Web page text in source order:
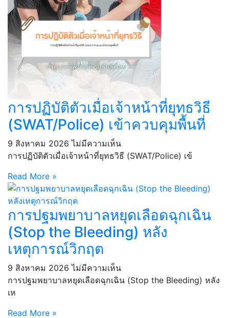
การปฏิบัติตัวเมื่อเจ้าหน้าที่ยุทธวิธี
(SWAT/Police) เข้าควบคุมพื้นที่
9 สิงหาคม 2026ไม่มีความเห็น
การปฏิบัติตัวเมื่อเจ้าหน้าที่ยุทธวิธี (SWAT/Police) เข้
Read More »
การปฐมพยาบาลหยุดเลือดฉุกเฉิน
(Stop the Bleeding) หลัง
เหตุการณ์วิกฤต
9 สิงหาคม 2026ไม่มีความเห็น
การปฐมพยาบาลหยุดเลือดฉุกเฉิน (Stop the Bleeding) หลัง
เห
Read More »